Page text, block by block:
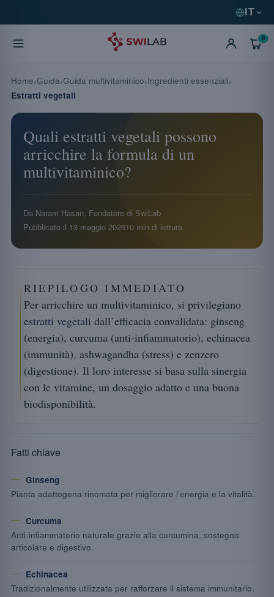
IT
0
Quali estratti vegetali possono
arricchire la formula di un
multivitaminico?
Da Naram Hasan, Fondatore di SwiLab
Pubblicato il 13 maggio 202610 min di lettura
RIEPILOGO IMMEDIATO
Per arricchire un multivitaminico, si privilegiano
estratti vegetali dall’efficacia convalidata: ginseng
(energia), curcuma (anti-infiammatorio), echinacea
(immunità), ashwagandha (stress) e zenzero
(digestione). Il loro interesse si basa sulla sinergia
con le vitamine, un dosaggio adatto e una buona
biodisponibilità.
Fatti chiave
Ginseng
Pianta adattogena rinomata per migliorare l’energia e la vitalità.
Curcuma
Anti-infiammatorio naturale grazie alla curcumina, sostegno
articolare e digestivo.
Echinacea
Tradizionalmente utilizzata per rafforzare il sistema immunitario.
Home Guida Guida multivitaminico Ingredienti essenziali
Estratti vegetali